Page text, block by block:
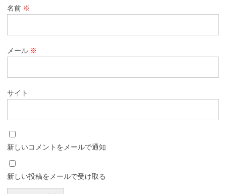
名前 ※
メール ※
サイト
新しいコメントをメールで通知
新しい投稿をメールで受け取る